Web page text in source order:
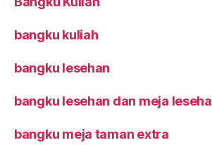
bangku kuliah
bangku lesehan
bangku lesehan dan meja
bangku meja taman extra